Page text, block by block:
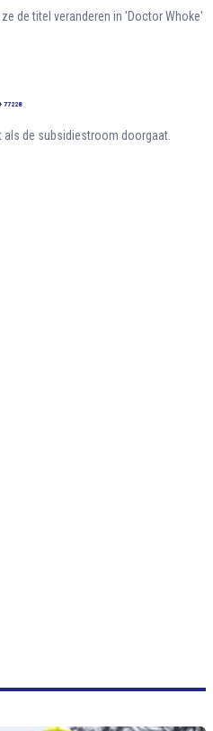
de titel veranderen in 'Doctor Whoke'
77228
als de subsidiestroom doorgaat.